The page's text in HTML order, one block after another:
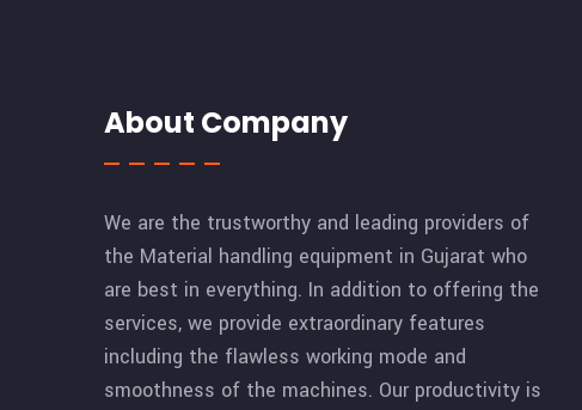
About Company
We are the trustworthy and leading providers of
the Material handling equipment in Gujarat who
are best in everything. In addition to offering the
services, we provide extraordinary features
including the flawless working mode and
smoothness of the machines. Our productivity is